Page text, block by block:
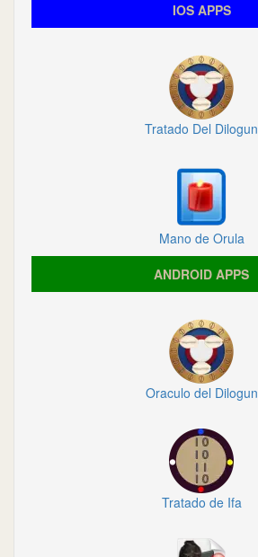
IOS APPS
Tratado Del Dilogun
Mano de Orula
ANDROID APPS
Oraculo del Dilogun
Tratado de Ifa